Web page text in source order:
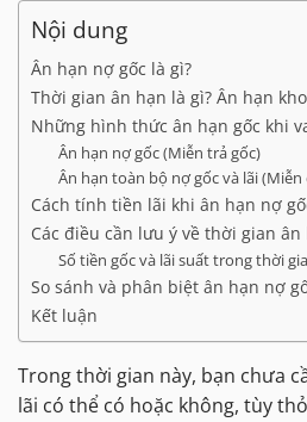
Nội dung
Ân hạn nợ gốc là gì?
Thời gian ân hạn là gì? Ân hạn
Những hình thức ân hạn gốc khi
Ân hạn nợ gốc (Miễn trả gốc)
Ân hạn toàn bộ nợ gốc và lãi (Miễn
Cách tính tiền lãi khi ân hạn nợ
Các điều cần lưu ý về thời gian ân
Số tiền gốc và lãi suất trong thời
So sánh và phân biệt ân hạn nợ
Kết luận
Trong thời gian này, bạn chưa
lãi có thể có hoặc không, tùy